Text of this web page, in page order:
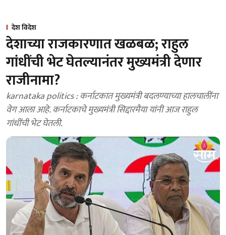
देश विदेश
देशाच्या राजकारणात खळबळ; राहुल
गांधींची भेट घेतल्यानंतर मुख्यमंत्री देणार
राजीनामा?
karnataka politics : कर्नाटकात मुख्यमंत्री बदलण्याच्या हालचालींना
वेग आला आहे. कर्नाटकाचे मुख्यमंत्री सिद्दारमैया यांनी आज राहुल
गांधींची भेट घेतली.